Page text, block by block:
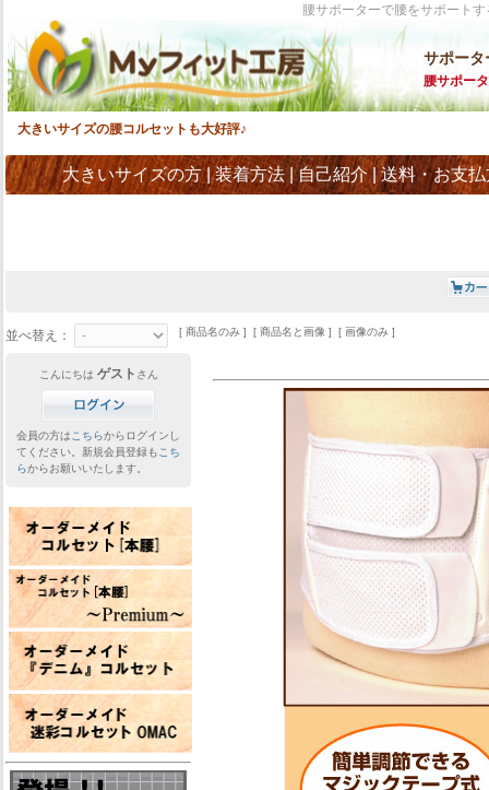
腰サポーターで腰をサポート
サポータ
腰サポー
大きいサイズの腰コルセットも大好評♪
大きいサイズの方|装着方法 |自己紹介|送料・お支
並べ替え： [ 商品名のみ ] [ 商品名と画像 ] [ 画像のみ ]
こんにちは ゲスト さん
会員の方はこちらからログインし
てください。新規会員登録もこち
らからお願いいたします。